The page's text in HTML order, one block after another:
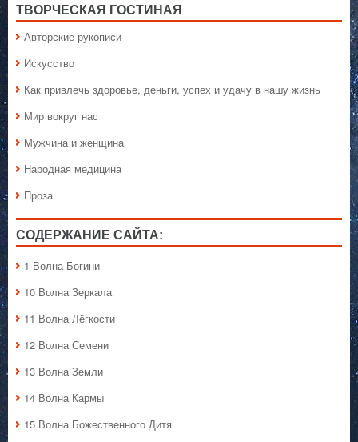
ТВОРЧЕСКАЯ ГОСТИНАЯ
Авторские рукописи
Искусство
Как привлечь здоровье, деньги, успех и удачу в нашу жизнь
Мир вокруг нас
Мужчина и женщина
Народная медицина
Проза
СОДЕРЖАНИЕ САЙТА:
1 Волна Богини
10 Волна Зеркала
11 Волна Лёгкости
12 Волна Семени
13 Волна Земли
14 Волна Кармы
15 Волна Божественного Дитя